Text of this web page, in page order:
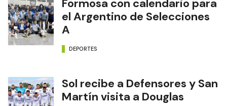
Formosa con calendario para
el Argentino de Selecciones
A
DEPORTES
Sol recibe a Defensores y San
Martín visita a Douglas